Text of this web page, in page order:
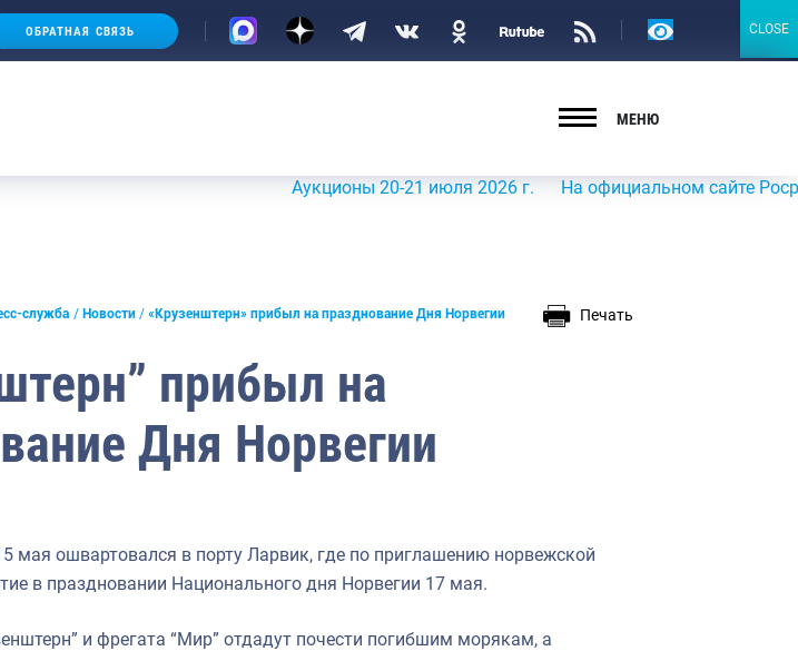
ОБРАТНАЯ СВЯЗЬ
Версия
МЕНЮ
Аукционы 20-21 июля 2026 г. На официальном сайте
служба Новости «Крузенштерн» прибыл на празднование Дня Норвегии Печать
прибыл на
Дня Норвегии
мая ошвартовался в порту Ларвик, где по приглашению норвежской
в праздновании Национального дня Норвегии 17 мая.
и фрегата “Мир” отдадут почести погибшим морякам, а
CLOSE
CLOSE